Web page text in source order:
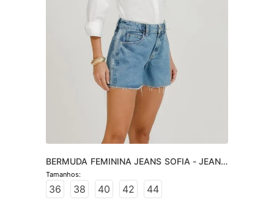
BERMUDA FEMININA JEANS SOFIA - JEANS
CLARO
36 38 40 42 44